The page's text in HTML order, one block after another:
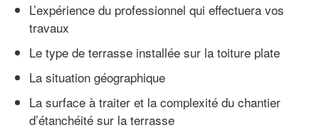
L’expérience du professionnel qui effectuera vos
travaux
Le type de terrasse installée sur la toiture plate
La situation géographique
La surface à traiter et la complexité du chantier
d’étanchéité sur la terrasse